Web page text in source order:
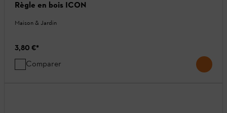
Règle en bois ICON
Maison & Jardin
3,80 €*
Comparer